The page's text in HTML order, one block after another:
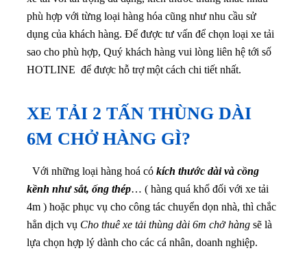
phù hợp với từng loại hàng hóa cũng như nhu cầu sử
dụng của khách hàng. Để được tư vấn để chọn loại xe tải
sao cho phù hợp, Quý khách hàng vui lòng liên hệ tới số
HOTLINE để được hỗ trợ một cách chi tiết nhất.
XE TẢI 2 TẤN THÙNG DÀI
6M CHỞ HÀNG GÌ?
Với những loại hàng hoá có kích thước dài và cồng
kềnh như sắt, ống thép… ( hàng quá khổ đối với xe tải
4m ) hoặc phục vụ cho công tác chuyển dọn nhà, thì chắc
hẳn dịch vụ Cho thuê xe tải thùng dài 6m chở hàng sẽ là
lựa chọn hợp lý dành cho các cá nhân, doanh nghiệp.